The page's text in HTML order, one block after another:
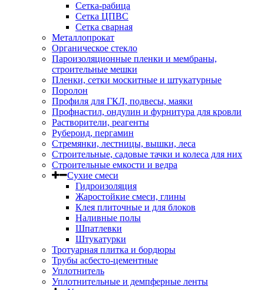
Сетка-рабица
Сетка ЦПВС
Сетка сварная
Металлопрокат
Органическое стекло
Пароизоляционные пленки и мембраны,
строительные мешки
Пленки, сетки москитные и штукатурные
Поролон
Профиля для ГКЛ, подвесы, маяки
Профнастил, ондулин и фурнитура для кровли
Растворители, реагенты
Рубероид, пергамин
Стремянки, лестницы, вышки, леса
Строительные, садовые тачки и колеса для них
Строительные емкости и ведра
Сухие смеси
Гидроизоляция
Жаростойкие смеси, глины
Клея плиточные и для блоков
Наливные полы
Шпатлевки
Штукатурки
Тротуарная плитка и бордюры
Трубы асбесто-цементные
Уплотнитель
Уплотнительные и демпферные ленты